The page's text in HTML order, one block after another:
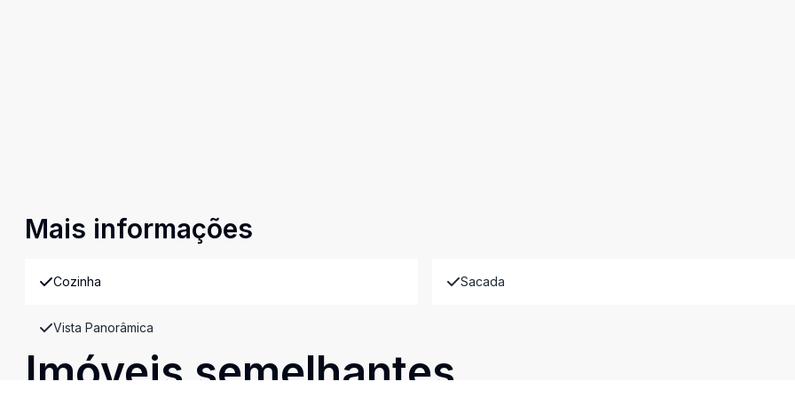
Mais informações
Cozinha Sacada
Vista Panorâmica
Imóveis semelhantes